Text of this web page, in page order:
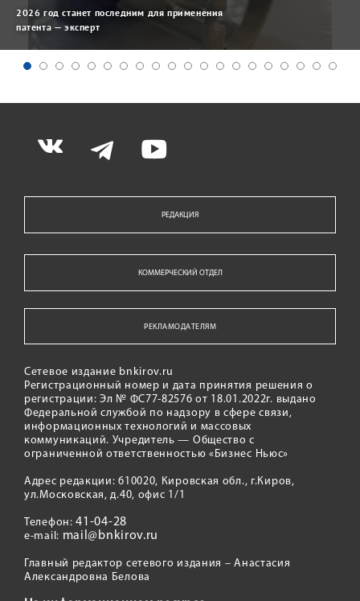
2026 год станет последним для применения
патента — эксперт
РЕДАКЦИЯ
КОММЕРЧЕСКИЙ ОТДЕЛ
РЕКЛАМОДАТЕЛЯМ
Сетевое издание bnkirov.ru
Регистрационный номер и дата принятия решения о
регистрации: Эл № ФС77-82576 от 18.01.2022г. выдано
Федеральной службой по надзору в сфере связи,
информационных технологий и массовых
коммуникаций. Учредитель — Общество с
ограниченной ответственностью «Бизнес Ньюс»
Адрес редакции: 610020, Кировская обл., г.Киров,
ул.Московская, д.40, офис 1/1
Телефон:41-04-28
e-mail: mail@bnkirov.ru
Главный редактор сетевого издания – Анастасия
Александровна Белова